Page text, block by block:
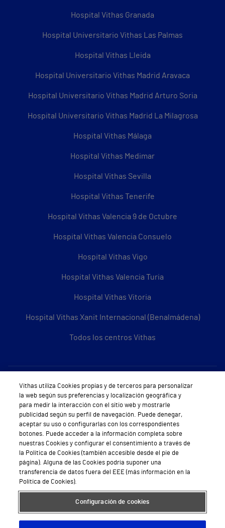
Hospital Vithas Granada
Hospital Universitario Vithas Las Palmas
Hospital Vithas Lleida
Hospital Universitario Vithas Madrid Aravaca
Hospital Universitario Vithas Madrid Arturo Soria
Hospital Universitario Vithas Madrid La Milagrosa
Hospital Vithas Málaga
Hospital Vithas Medimar
Hospital Vithas Sevilla
Hospital Vithas Tenerife
Hospital Vithas Valencia 9 de Octubre
Hospital Vithas Valencia Consuelo
Hospital Vithas Vigo
Hospital Vithas Valencia Turia
Hospital Vithas Vitoria
Hospital Vithas Xanit Internacional (Benalmádena)
Todos los centros Vithas
Sobre Vithas
Quiénes somos
Trabajar en Vithas
Teléfono Cita Médica
Teléfono Atención al Cliente
Política de seguridad y salud en el trabajo
Conoce a Supervita
Vithas utiliza Cookies propias y de terceros para personalizar
la web según sus preferencias y localización geográfica y
para medir la interacción con el sitio web y mostrarle
publicidad según su perfil de navegación. Puede denegar,
aceptar su uso o configurarlas con los correspondientes
botones. Puede acceder a la información completa sobre
nuestras Cookies y configurar el consentimiento a través de
la Política de Cookies (también accesible desde el pie de
página). Alguna de las Cookies podría suponer una
transferencia de datos fuera del EEE (más información en la
Política de Cookies).
Configuración de cookies